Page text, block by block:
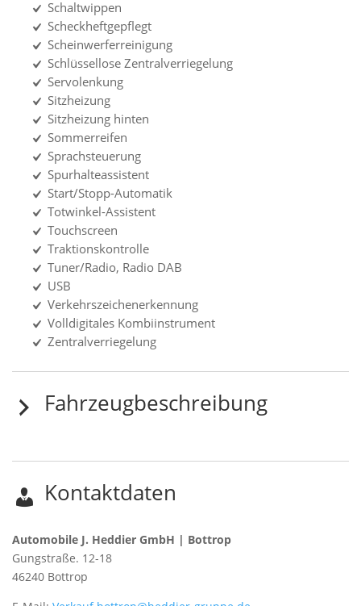
Schaltwippen
Scheckheftgepflegt
Scheinwerferreinigung
Schlüssellose Zentralverriegelung
Servolenkung
Sitzheizung
Sitzheizung hinten
Sommerreifen
Sprachsteuerung
Spurhalteassistent
Start/Stopp-Automatik
Totwinkel-Assistent
Touchscreen
Traktionskontrolle
Tuner/Radio, Radio DAB
USB
Verkehrszeichenerkennung
Volldigitales Kombiinstrument
Zentralverriegelung
Fahrzeugbeschreibung
Kontaktdaten
Automobile J. Heddier GmbH | Bottrop
Gungstraße. 12-18
46240 Bottrop